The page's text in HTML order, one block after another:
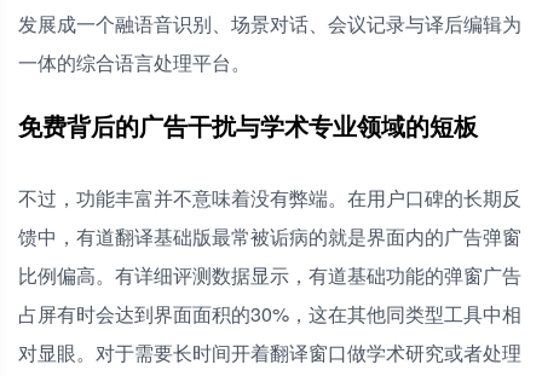
发展成一个融语音识别、场景对话、会议记录与译后编辑为
一体的综合语言处理平台。
免费背后的广告干扰与学术专业领域的短板
不过，功能丰富并不意味着没有弊端。在用户口碑的长期反
馈中，有道翻译基础版最常被诟病的就是界面内的广告弹窗
比例偏高。有详细评测数据显示，有道基础功能的弹窗广告
占屏有时会达到界面面积的30%，这在其他同类型工具中相
对显眼。对于需要长时间开着翻译窗口做学术研究或者处理